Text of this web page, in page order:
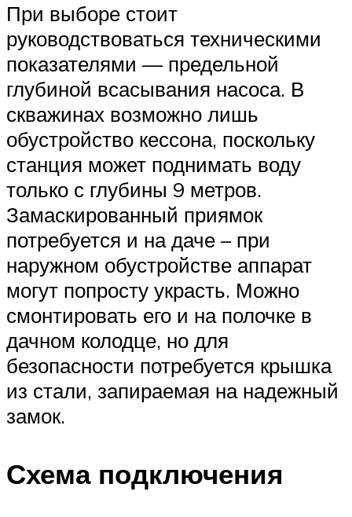
При выборе стоит
руководствоваться техническими
показателями — предельной
глубиной всасывания насоса. В
скважинах возможно лишь
обустройство кессона, поскольку
станция может поднимать воду
только с глубины 9 метров.
Замаскированный приямок
потребуется и на даче – при
наружном обустройстве аппарат
могут попросту украсть. Можно
смонтировать его и на полочке в
дачном колодце, но для
безопасности потребуется крышка
из стали, запираемая на надежный
замок.
Схема подключения